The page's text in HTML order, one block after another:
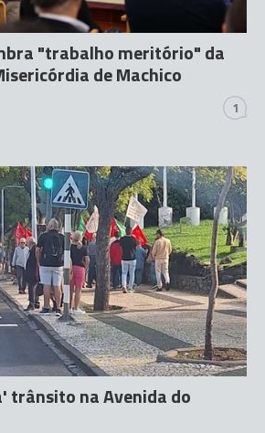
"trabalho meritório" da
de Machico
1
trânsito na Avenida do